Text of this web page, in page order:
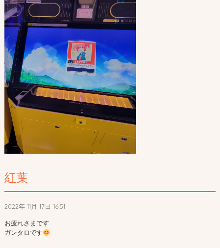
紅葉
2022年 11月 17日 16:51
お疲れさまです
ガンタロです